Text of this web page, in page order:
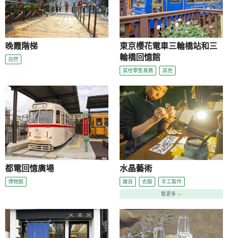
晚霞階梯
自然
東京櫻花電車三輪橋站和三
輪橋回憶館
其他零售業務 其他
都電回憶廣場
博物館
水晶藝術
雜貨 衣服 手工製作
看更多